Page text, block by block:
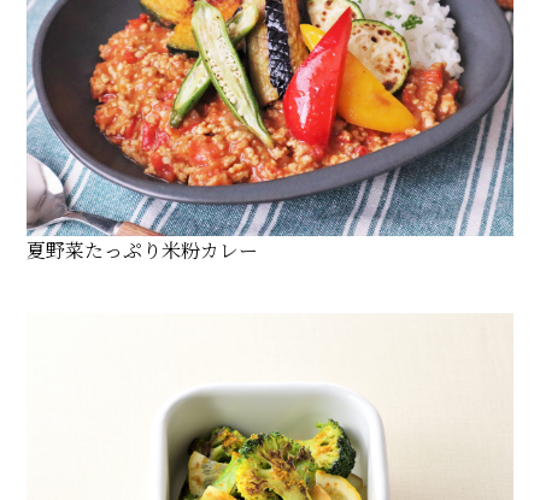
夏野菜たっぷり米粉カレー